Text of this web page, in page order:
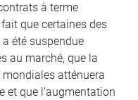
à terme
que certaines des
été suspendue
au marché, que la
atténuera
et que l’augmentation